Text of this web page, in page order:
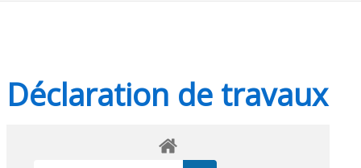
Déclaration de travaux